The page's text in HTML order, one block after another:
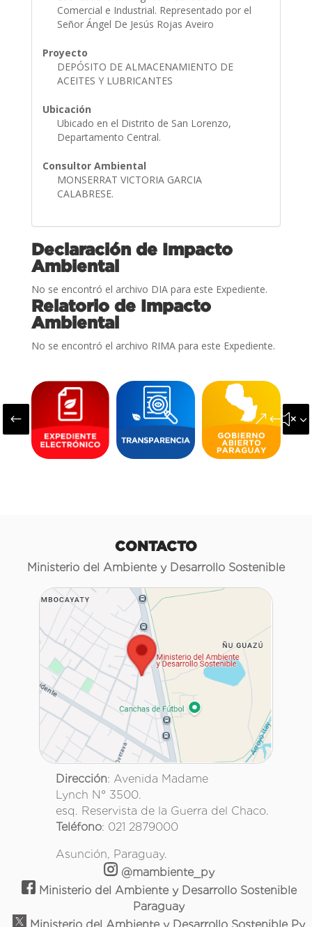
Comercial e Industrial. Representado por el
Señor Ángel De Jesús Rojas Aveiro
Proyecto
DEPÓSITO DE ALMACENAMIENTO DE
ACEITES Y LUBRICANTES
Ubicación
Ubicado en el Distrito de San Lorenzo,
Departamento Central.
Consultor Ambiental
MONSERRAT VICTORIA GARCIA
CALABRESE.
Declaración de Impacto
Ambiental
No se encontró el archivo DIA para este Expediente.
Relatorio de Impacto
Ambiental
No se encontró el archivo RIMA para este Expediente.
#
CONTACTO
Ministerio del Ambiente y Desarrollo Sostenible
Dirección: Avenida Madame
Lynch N° 3500.
esq. Reservista de la Guerra del Chaco.
Teléfono: 021 2879000
Asunción, Paraguay.
@mambiente_py
Ministerio del Ambiente y Desarrollo Sostenible
Paraguay